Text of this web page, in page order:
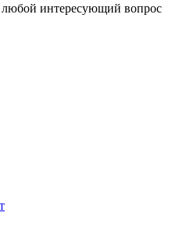
интересующий вопрос